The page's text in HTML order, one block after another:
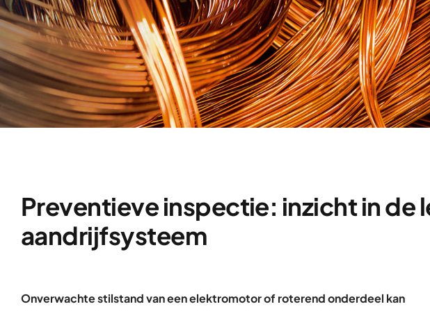
Preventieve inspectie: inzicht in de
aandrijfsysteem
Onverwachte stilstand van een elektromotor of roterend onderdeel kan